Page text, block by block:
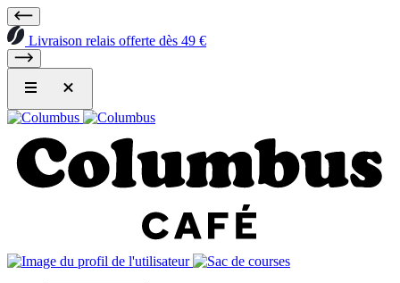
Livraison relais offerte dès 49 €